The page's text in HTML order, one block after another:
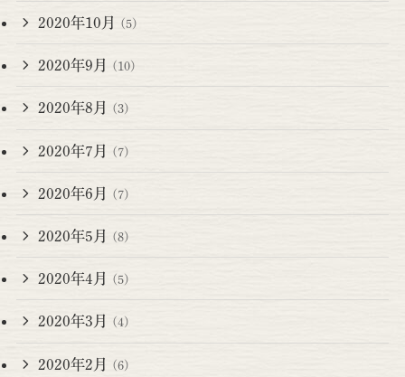
2020年10月 (5)
2020年9月 (10)
2020年8月 (3)
2020年7月 (7)
2020年6月 (7)
2020年5月 (8)
2020年4月 (5)
2020年3月 (4)
2020年2月 (6)